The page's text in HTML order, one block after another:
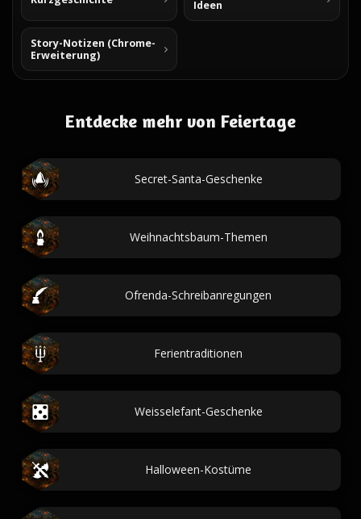
Ideen
Story-Notizen (Chrome-
Erweiterung)
Entdecke mehr von Feiertage
Secret-Santa-Geschenke
Weihnachtsbaum-Themen
Ofrenda-Schreibanregungen
Ferientraditionen
Weisselefant-Geschenke
Halloween-Kostüme